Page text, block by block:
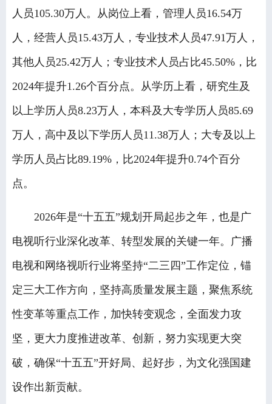
人员105.30万人。从岗位上看，管理人员16.54万
人，经营人员15.43万人，专业技术人员47.91万人，
其他人员25.42万人；专业技术人员占比45.50%，比
2024年提升1.26个百分点。从学历上看，研究生及
以上学历人员8.23万人，本科及大专学历人员85.69
万人，高中及以下学历人员11.38万人；大专及以上
学历人员占比89.19%，比2024年提升0.74个百分
点。
2026年是“十五五”规划开局起步之年，也是广
电视听行业深化改革、转型发展的关键一年。广播
电视和网络视听行业将坚持“二三四”工作定位，锚
定三大工作方向，坚持高质量发展主题，聚焦系统
性变革等重点工作，加快转变观念，全面发力攻
坚，更大力度推进改革、创新，努力实现更大突
破，确保“十五五”开好局、起好步，为文化强国建
设作出新贡献。